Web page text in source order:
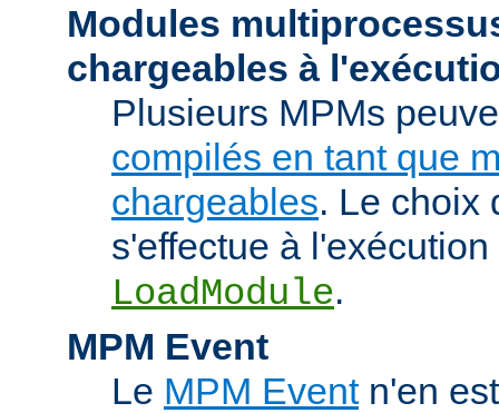
Modules
chargeables à
Plusieurs MPMs
compilés en tant que
chargeables. Le choix
s'effectue à
LoadModule.
MPM Event
Le MPM Eventn'en